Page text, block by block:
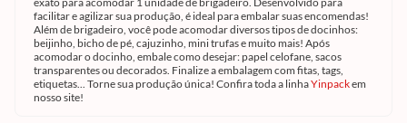
facilitar e agilizar sua produção, é ideal para embalar suas encomendas!
Além de brigadeiro, você pode acomodar diversos tipos de docinhos:
beijinho, bicho de pé, cajuzinho, mini trufas e muito mais! Após
acomodar o docinho, embale como desejar: papel celofane, sacos
transparentes ou decorados. Finalize a embalagem com fitas, tags,
etiquetas... Torne sua produção única! Confira toda a linhaYinpackem
nosso site!